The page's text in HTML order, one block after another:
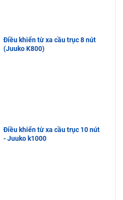
Điều khiển từ xa cầu trục 8 nút
(Juuko K800)
Điều khiển từ xa cầu trục 10 nút
- Juuko k1000